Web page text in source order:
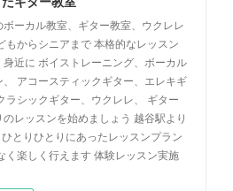
ボーカル教室、ギター教室、ウクレレ
もからシニアまで 本格的なレッスン
身近に ボイストレーニング、ボーカル
、 アコースティックギター、エレキギ
ラシックギター、ウクレレ、 ギター
レッスンを始めましょう 越谷駅より
とりひとりにあったレッスンプラン
く楽しく行えます 体験レッスン実施